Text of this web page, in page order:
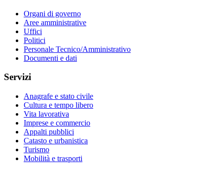
Organi di governo
Aree amministrative
Uffici
Politici
Personale Tecnico/Amministrativo
Documenti e dati
Servizi
Anagrafe e stato civile
Cultura e tempo libero
Vita lavorativa
Imprese e commercio
Appalti pubblici
Catasto e urbanistica
Turismo
Mobilità e trasporti